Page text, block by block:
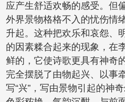
应产生舒适欢畅的感受。但
外界景物格格不入的忧伤情
升起。这种把欢乐和哀怨、
的因素糅合起来的现象，在
鲜的，它使诗歌更具有神奇
完全摆脱了由物起兴、以事
写“兴”，写由景物引起的神